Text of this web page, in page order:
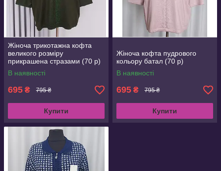
Жіноча трикотажна кофта
великого розміру
прикрашена стразами (70 р)
в кольорах
В наявності
695 ₴ 795 ₴
Купити
Жіноча кофта пудрового
кольору батал (70 р)
В наявності
695 ₴ 795 ₴
Купити